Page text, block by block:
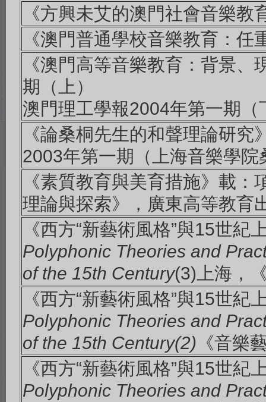
《方興未艾的澳門社會音樂
《澳門普通學校音樂教育：
《澳門高等音樂教育：背景
期（上）
澳門理工學報2004年第一期（
《論桑桐先生的和聲理論研
2003年第一期（上海音樂學
《素質教育與美育措施》載
理論與探索》，廣東高等教育
《西方“新藝術風格”與15世
Polyphonic Theories and
of the 15th Century(3)上海，
《西方“新藝術風格”與15世
Polyphonic Theories and
of the 15th Century(2) 《音樂
《西方“新藝術風格”與15世
Polyphonic Theories and